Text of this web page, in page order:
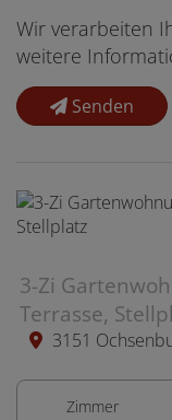
Wir verarbeiten
weitere
Senden
3-Zi
Terrasse,
3151
Zimmer